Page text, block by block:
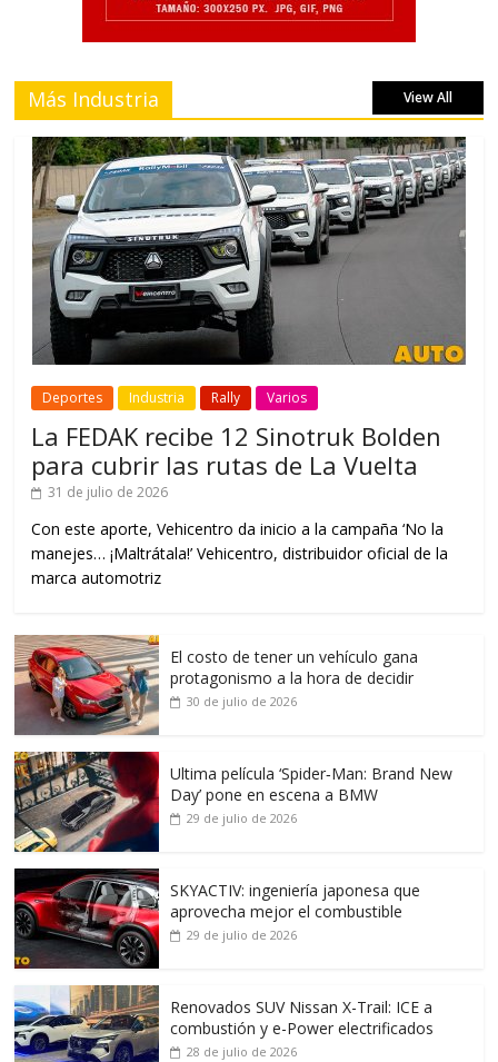
Más Industria View All
Deportes Industria Rally Varios
La FEDAK recibe 12 Sinotruk Bolden
para cubrir las rutas de La Vuelta
31 de julio de 2026
Con este aporte, Vehicentro da inicio a la campaña ‘No la
manejes… ¡Maltrátala!’ Vehicentro, distribuidor oficial de la
marca automotriz
El costo de tener un vehículo gana
protagonismo a la hora de decidir
30 de julio de 2026
Ultima película ‘Spider‑Man: Brand New
Day’ pone en escena a BMW
29 de julio de 2026
SKYACTIV: ingeniería japonesa que
aprovecha mejor el combustible
29 de julio de 2026
Renovados SUV Nissan X-Trail: ICE a
combustión y e-Power electrificados
28 de julio de 2026